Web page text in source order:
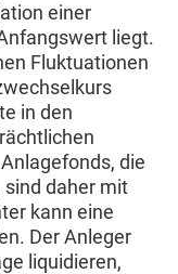
einer
liegt.
Fluktuationen
in den
die
sind daher mit
kann eine
Der Anleger
liquidieren,